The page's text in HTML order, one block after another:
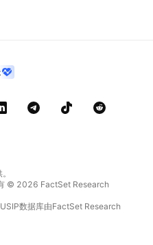
© 2026 FactSet Research
数据库由FactSet Research